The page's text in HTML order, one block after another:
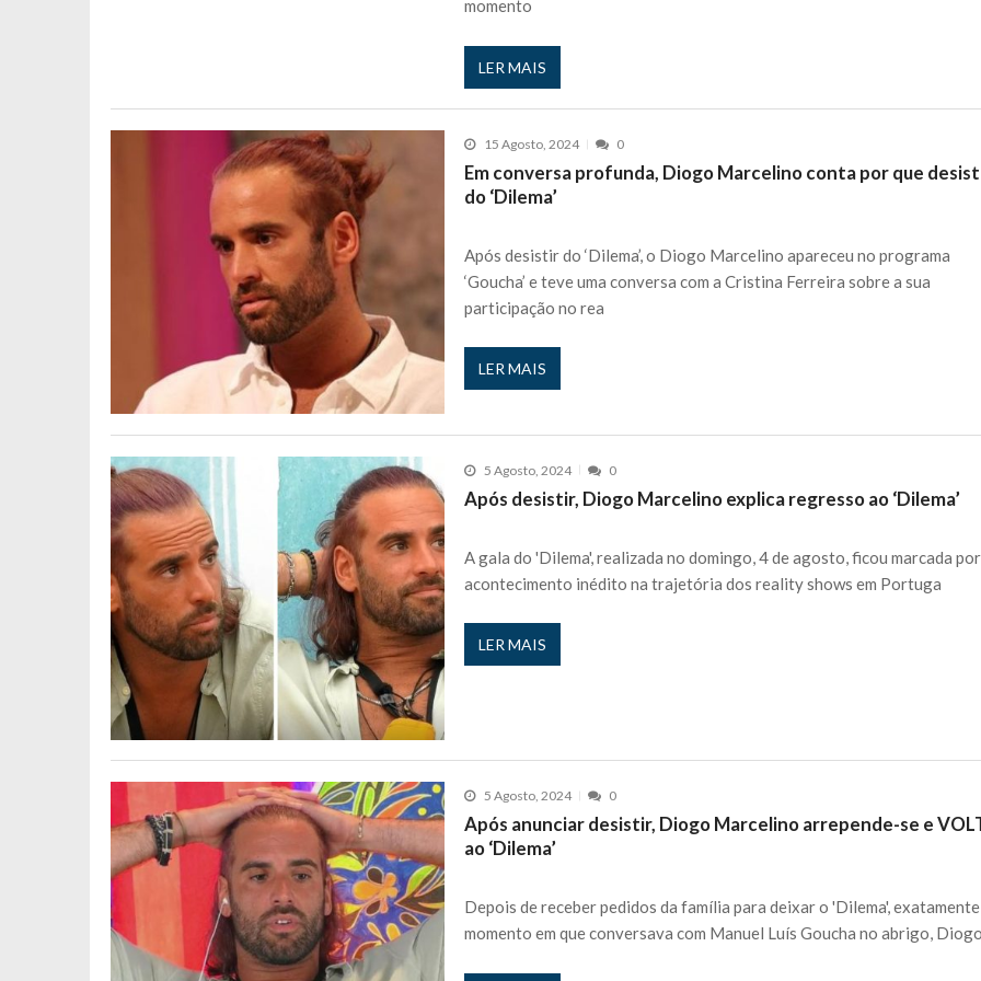
momento
LER MAIS
15 Agosto, 2024 0
Em conversa profunda, Diogo Marcelino conta por que
do ‘Dilema’
Após desistir do ‘Dilema’, o Diogo Marcelino apareceu no programa
‘Goucha’ e teve uma conversa com a Cristina Ferreira sobre a sua
participação no rea
LER MAIS
5 Agosto, 2024 0
Após desistir, Diogo Marcelino explica regresso ao ‘Dilema’
A gala do 'Dilema', realizada no domingo, 4 de agosto, ficou marcada
acontecimento inédito na trajetória dos reality shows em Portuga
LER MAIS
5 Agosto, 2024 0
Após anunciar desistir, Diogo Marcelino arrepende-se e
ao ‘Dilema’
Depois de receber pedidos da família para deixar o 'Dilema',
momento em que conversava com Manuel Luís Goucha no abrigo,